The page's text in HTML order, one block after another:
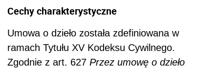
Cechy charakterystyczne
Umowa o dzieło została zdefiniowana w
ramach Tytułu XV Kodeksu Cywilnego.
Zgodnie z art. 627 Przez umowę o dzieło